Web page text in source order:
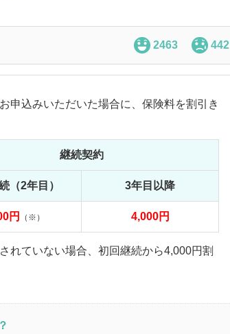
2463 442
申込みいただいた場合に、保険料を割引き
継続契約
（2年目） 3年目以降
円 （※） 4,000円
れていない場合、初回継続から4,000円割